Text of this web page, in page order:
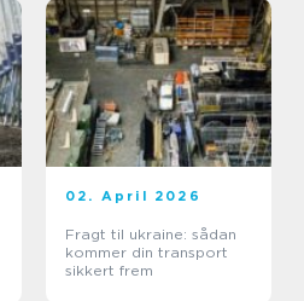
02. April 2026
Fragt til ukraine: sådan
kommer din transport
sikkert frem